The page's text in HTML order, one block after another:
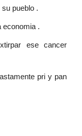
pueblo .
economia .
ese cancer
pri y pan